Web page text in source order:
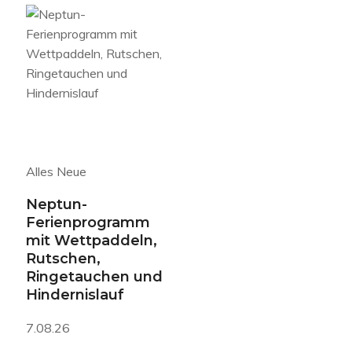
Alles Neue
Neptun-
Ferienprogramm
mit Wettpaddeln,
Rutschen,
Ringetauchen und
Hindernislauf
7.08.26